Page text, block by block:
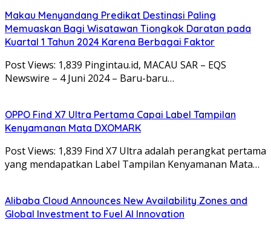
Makau Menyandang Predikat Destinasi Paling
Memuaskan Bagi Wisatawan Tiongkok Daratan pada
Kuartal 1 Tahun 2024 Karena Berbagai Faktor
Post Views: 1,839 Pingintau.id, MACAU SAR – EQS
Newswire – 4 Juni 2024 – Baru-baru…
OPPO Find X7 Ultra Pertama Capai Label Tampilan
Kenyamanan Mata DXOMARK
Post Views: 1,839 Find X7 Ultra adalah perangkat pertama
yang mendapatkan Label Tampilan Kenyamanan Mata…
Alibaba Cloud Announces New Availability Zones and
Global Investment to Fuel AI Innovation